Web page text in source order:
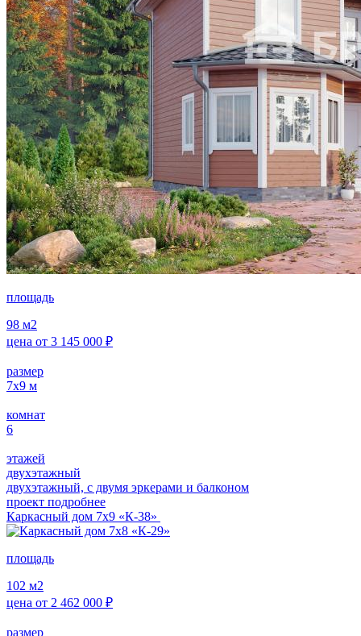
площадь
98 м2
цена от 3 145 000 ₽
размер
7х9 м
комнат
6
этажей
двухэтажный
двухэтажный, с двумя эркерами и балконом
проект подробнее
Каркасный дом 7х9 «К-38»
площадь
102 м2
цена от 2 462 000 ₽
размер